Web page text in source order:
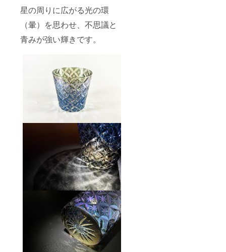
星の周りに広がる光の環
（暈）を思わせ、不思議と
青みが強い輝きです。